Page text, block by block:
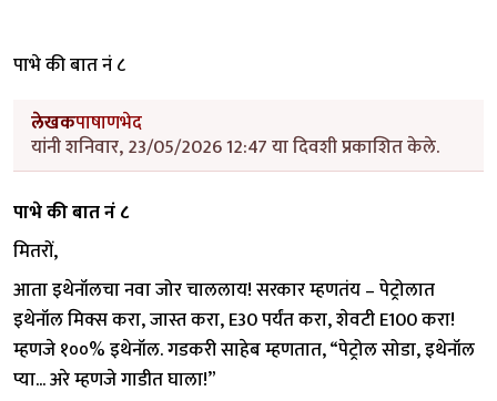
पाभे की बात नं ८
लेखकपाषाणभेद
यांनी शनिवार, 23/05/2026 12:47 या दिवशी प्रकाशित केले.
पाभे की बात नं ८
मितरों,
आता इथेनॉलचा नवा जोर चाललाय! सरकार म्हणतंय – पेट्रोलात
इथेनॉल मिक्स करा, जास्त करा, E30 पर्यंत करा, शेवटी E100 करा!
म्हणजे १००% इथेनॉल. गडकरी साहेब म्हणतात, “पेट्रोल सोडा, इथेनॉल
प्या... अरे म्हणजे गाडीत घाला!”